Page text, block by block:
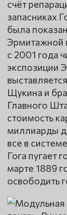
счёт
запасниках
была
Эрмитажной
с 2001 года
экспозиции
Щукина и
Главного
стоимость
миллиарды
все в
Гога пугает
марте 1889
освободить